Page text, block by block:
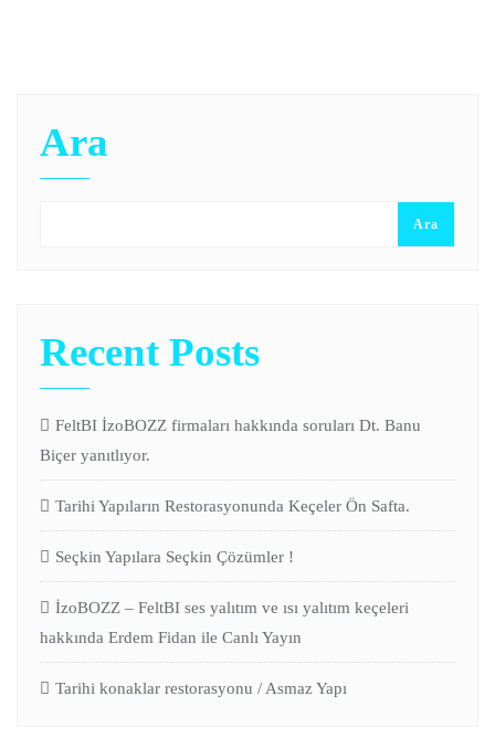
Ara
Ara
Recent Posts
FeltBI İzoBOZZ firmaları hakkında soruları Dt. Banu
Biçer yanıtlıyor.
Tarihi Yapıların Restorasyonunda Keçeler Ön Safta.
Seçkin Yapılara Seçkin Çözümler !
İzoBOZZ – FeltBI ses yalıtım ve ısı yalıtım keçeleri
hakkında Erdem Fidan ile Canlı Yayın
Tarihi konaklar restorasyonu / Asmaz Yapı